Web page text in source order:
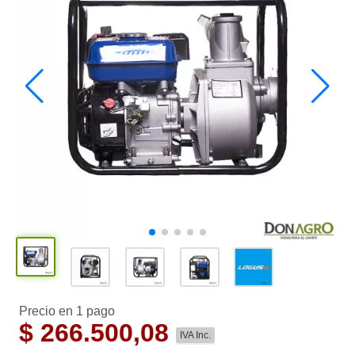
Precio en 1 pago
$ 266.500,08 IVA Inc.